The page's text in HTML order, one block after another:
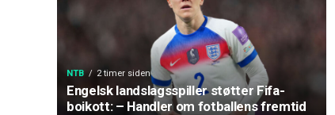
NTB 2 timer siden
Engelsk landslagsspiller støtter Fifa-
boikott: – Handler om fotballens fremtid